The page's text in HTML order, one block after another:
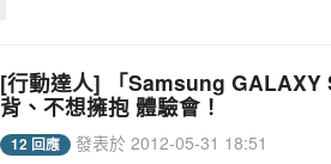
[行動達人] 「Samsung
背、不想擁抱 體驗會！
12 回應 發表於 2012-05-31 18:51